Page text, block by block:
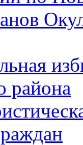
района